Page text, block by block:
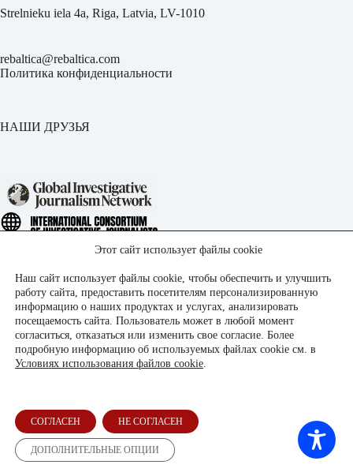
Strelnieku iela 4a, Riga, Latvia, LV-1010
rebaltica@rebaltica.com
Политика конфиденциальности
НАШИ ДРУЗЬЯ
Этот сайт использует файлы cookie
Наш сайт использует файлы cookie, чтобы обеспечить и улучшить
работу сайта, предоставить посетителям персонализированную
информацию о наших продуктах и услугах, анализировать
посещаемость сайта. Пользователь может в любой момент
согласиться, отказаться или изменить свое согласие. Более
подробную информацию об используемых файлах cookie см. в
Условиях использования файлов cookie.
СОГЛАСЕН НЕ СОГЛАСЕН
ДОПОЛНИТЕЛЬНЫЕ ОПЦИИ